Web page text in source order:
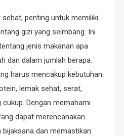
penting untuk memiliki
gizi yang seimbang. Ini
jenis makanan apa
dan dalam jumlah berapa.
harus mencakup kebutuhan
lemak sehat, serat,
Dengan memahami
dapat merencanakan
dan memastikan